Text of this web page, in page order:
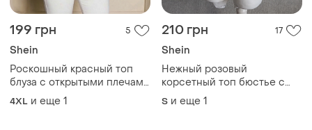
199 грн 5
Shein
Роскошный красный топ
блуза с открытыми плечами
большого размера shein
4XL и еще 1
210 грн 17
Shein
Нежный розовый
корсетный топ бюстье с
красивым цветочным
рельефным узором 🌸
S и еще 1